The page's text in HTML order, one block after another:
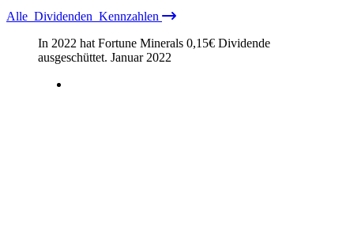
Alle Dividenden Kennzahlen
In 2022 hat Fortune Minerals 0,15€ Dividende
ausgeschüttet. Januar 2022